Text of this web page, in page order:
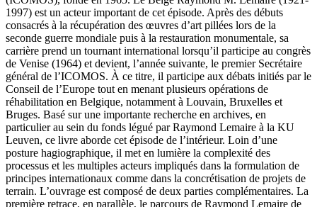
1997) est un acteur important de cet épisode. Après des débuts
consacrés à la récupération des œuvres d’art pillées lors de la
seconde guerre mondiale puis à la restauration monumentale, sa
carrière prend un tournant international lorsqu’il participe au congrès
de Venise (1964) et devient, l’année suivante, le premier Secrétaire
général de l’ICOMOS. À ce titre, il participe aux débats initiés par le
Conseil de l’Europe tout en menant plusieurs opérations de
réhabilitation en Belgique, notamment à Louvain, Bruxelles et
Bruges. Basé sur une importante recherche en archives, en
particulier au sein du fonds légué par Raymond Lemaire à la KU
Leuven, ce livre aborde cet épisode de l’intérieur. Loin d’une
posture hagiographique, il met en lumière la complexité des
processus et les multiples acteurs impliqués dans la formulation de
principes internationaux comme dans la concrétisation de projets de
terrain. L’ouvrage est composé de deux parties complémentaires. La
première retrace, en parallèle, le parcours de Raymond Lemaire de